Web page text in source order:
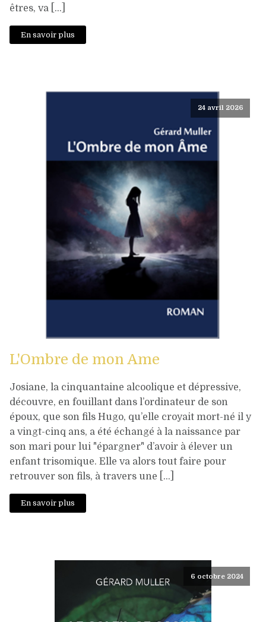
êtres, va […]
En savoir plus
24 avril 2026
L'Ombre de mon Ame
Josiane, la cinquantaine alcoolique et dépressive,
découvre, en fouillant dans l’ordinateur de son
époux, que son fils Hugo, qu’elle croyait mort-né il y
a vingt-cinq ans, a été échangé à la naissance par
son mari pour lui "épargner" d’avoir à élever un
enfant trisomique. Elle va alors tout faire pour
retrouver son fils, à travers une […]
En savoir plus
6 octobre 2024